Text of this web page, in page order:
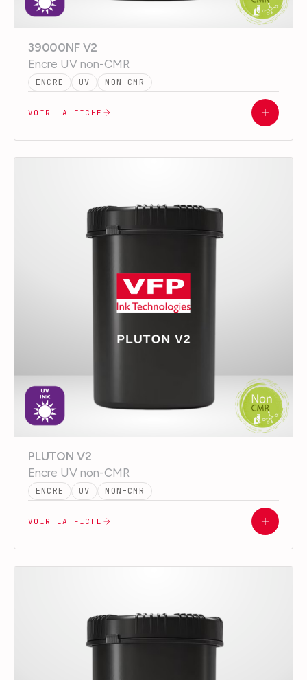
39000NF V2
Encre UV non-CMR
ENCRE UV NON-CMR
VOIR LA FICHE
PLUTON V2
Encre UV non-CMR
ENCRE UV NON-CMR
VOIR LA FICHE